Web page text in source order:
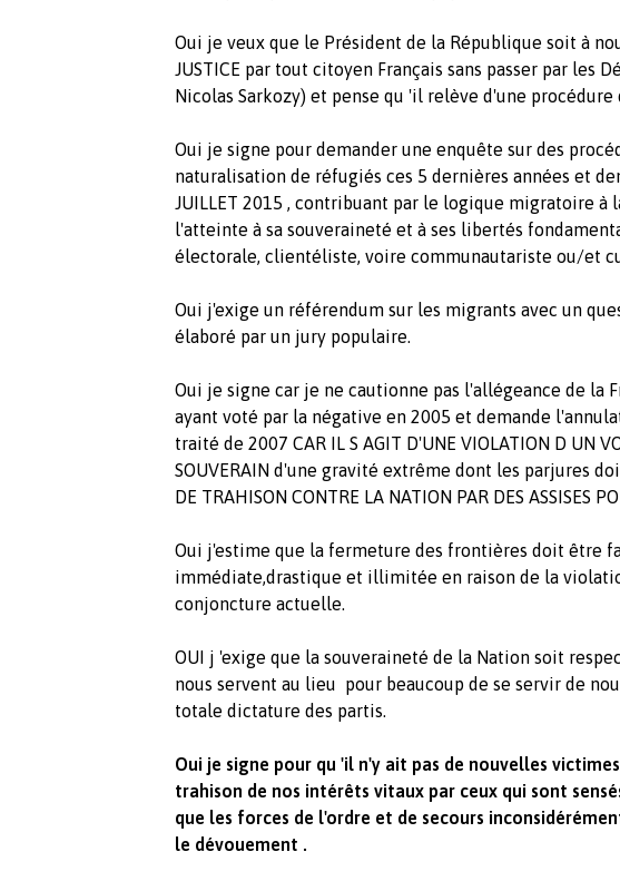
Oui je veux que le Président de la République soit à
JUSTICE par tout citoyen Français sans passer par les
Nicolas Sarkozy) et pense qu 'il relève d'une
Oui je signe pour demander une enquête sur des
naturalisation de réfugiés ces 5 dernières années et
JUILLET 2015 , contribuant par le logique migratoire à
l'atteinte à sa souveraineté et à ses libertés
électorale, clientéliste, voire communautariste ou/et
Oui j'exige un référendum sur les migrants avec un
élaboré par un jury populaire.
Oui je signe car je ne cautionne pas l'allégeance de la
ayant voté par la négative en 2005 et demande
traité de 2007 CAR IL S AGIT D'UNE VIOLATION D UN
SOUVERAIN d'une gravité extrême dont les parjures
DE TRAHISON CONTRE LA NATION PAR DES ASSISES
Oui j'estime que la fermeture des frontières doit être
immédiate,drastique et illimitée en raison de la
conjoncture actuelle.
OUI j 'exige que la souveraineté de la Nation soit
nous servent au lieu pour beaucoup de se servir de
totale dictature des partis.
Oui je signe pour qu 'il n'y ait pas de nouvelles
trahison de nos intérêts vitaux par ceux qui sont
que les forces de l'ordre et de secours
le dévouement .